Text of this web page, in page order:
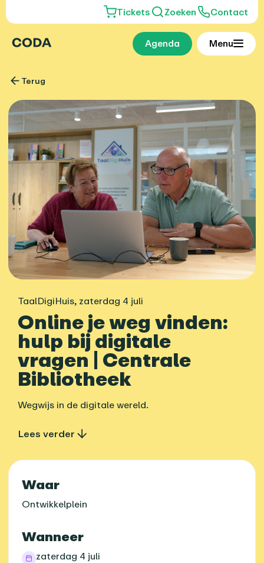
Tickets Zoeken Contact
Agenda Menu
Terug
TaalDigiHuis, zaterdag 4 juli
Online je weg vinden:
hulp bij digitale
vragen | Centrale
Bibliotheek
Wegwijs in de digitale wereld.
Lees verder
Praktische informatie
Waar
Ontwikkelplein
Wanneer
zaterdag 4 juli